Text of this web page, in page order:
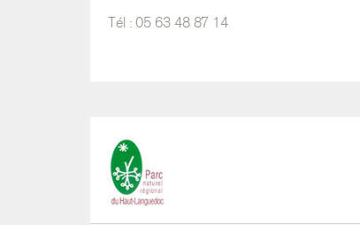
Tél : 05 63 48 87 14